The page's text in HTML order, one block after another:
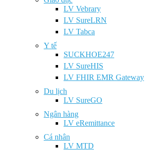
LV Vebrary
LV SureLRN
LV Tabca
Y tế
SUCKHOE247
LV SureHIS
LV FHIR EMR Gateway
Du lịch
LV SureGO
Ngân hàng
LV eRemittance
Cá nhân
LV MTD